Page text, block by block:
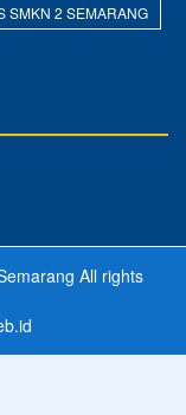
SMKN 2 SEMARANG
All rights